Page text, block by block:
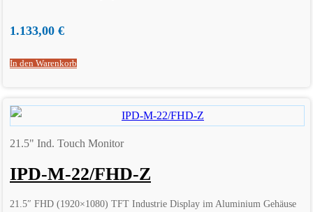
1.133,00 €
In den Warenkorb
21.5" Ind. Touch Monitor
IPD-M-22/FHD-Z
21.5″ FHD (1920×1080) TFT Industrie Display im Aluminium Gehäuse